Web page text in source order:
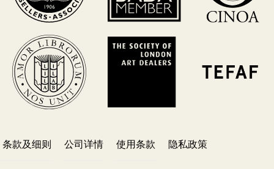
条款及细则 公司详情 使用条款 隐私政策